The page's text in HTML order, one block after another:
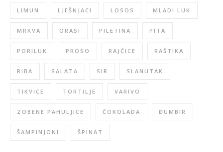
LIMUN LJEŠNJACI LOSOS MLADI LUK
MRKVA ORASI PILETINA PITA
PORILUK PROSO RAJČICE RAŠTIKA
RIBA SALATA SIR SLANUTAK
TIKVICE TORTILJE VARIVO
ZOBENE PAHULJICE ČOKOLADA ĐUMBIR
ŠAMPINJONI ŠPINAT